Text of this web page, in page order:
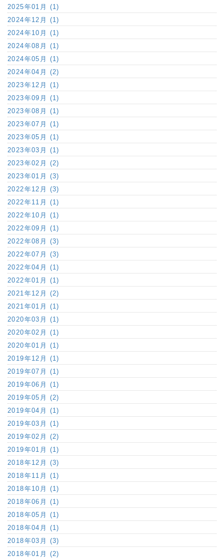
2025年01月 (1)
2024年12月 (1)
2024年10月 (1)
2024年08月 (1)
2024年05月 (1)
2024年04月 (2)
2023年12月 (1)
2023年09月 (1)
2023年08月 (1)
2023年07月 (1)
2023年05月 (1)
2023年03月 (1)
2023年02月 (2)
2023年01月 (3)
2022年12月 (3)
2022年11月 (1)
2022年10月 (1)
2022年09月 (1)
2022年08月 (3)
2022年07月 (3)
2022年04月 (1)
2022年01月 (1)
2021年12月 (2)
2021年01月 (1)
2020年03月 (1)
2020年02月 (1)
2020年01月 (1)
2019年12月 (1)
2019年07月 (1)
2019年06月 (1)
2019年05月 (2)
2019年04月 (1)
2019年03月 (1)
2019年02月 (2)
2019年01月 (1)
2018年12月 (3)
2018年11月 (1)
2018年10月 (1)
2018年06月 (1)
2018年05月 (1)
2018年04月 (1)
2018年03月 (3)
2018年01月 (2)